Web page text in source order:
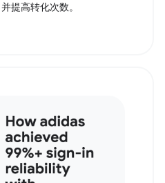
提高转化次数。